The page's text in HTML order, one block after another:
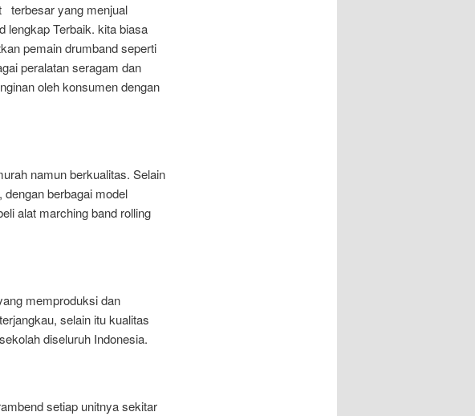
terbesar yang menjual
lengkap Terbaik. kita biasa
pemain drumband seperti
peralatan seragam dan
oleh konsumen dengan
namun berkualitas. Selain
berbagai model
alat marching band rolling
memproduksi dan
selain itu kualitas
diseluruh Indonesia.
setiap unitnya sekitar